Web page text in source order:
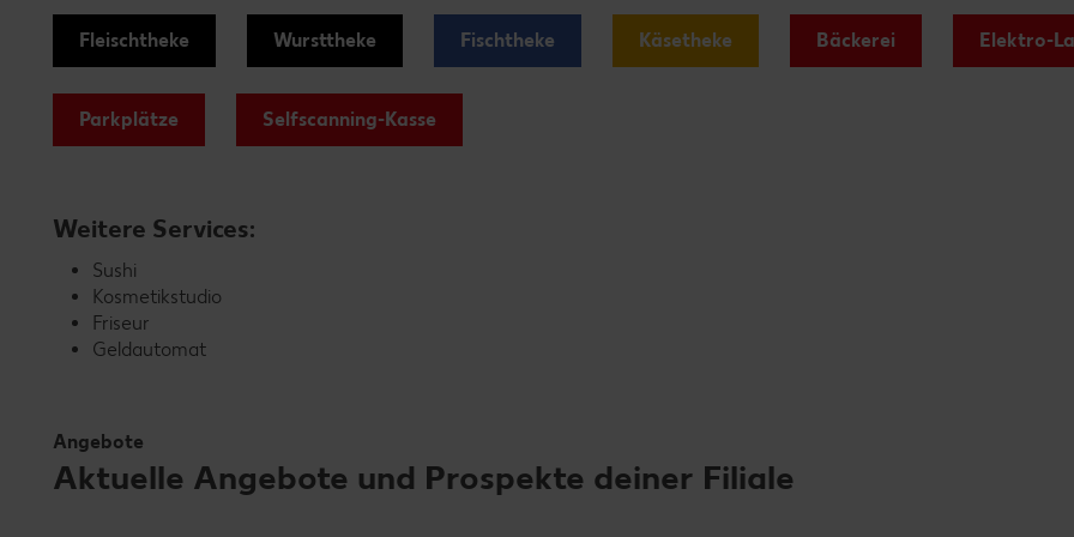
Fleischtheke Wursttheke Fischtheke Käsetheke Bäckerei Elektro-
Parkplätze Selfscanning-Kasse
Weitere Services:
Sushi
Kosmetikstudio
Friseur
Geldautomat
Angebote
Aktuelle Angebote und Prospekte deiner Filiale